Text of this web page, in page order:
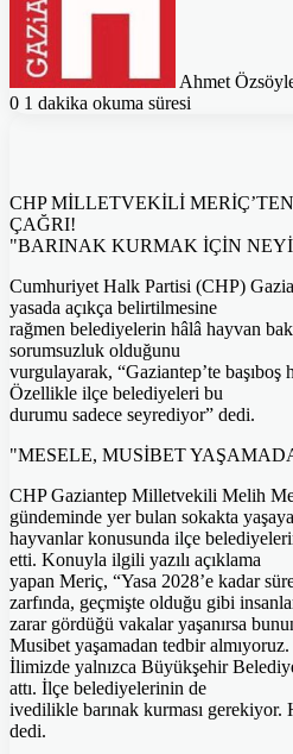
Ahmet
0 1 dakika okuma süresi
CHP MİLLETVEKİLİ
ÇAĞRI!
"BARINAK KURMAK İÇİN
Cumhuriyet Halk Partisi (CHP)
yasada açıkça belirtilmesine
rağmen belediyelerin hâlâ hayvan
sorumsuzluk olduğunu
vurgulayarak, “Gaziantep’te başıboş
Özellikle ilçe belediyeleri bu
durumu sadece seyrediyor” dedi.
"MESELE, MUSİBET
CHP Gaziantep Milletvekili Melih
gündeminde yer bulan sokakta
hayvanlar konusunda ilçe
etti. Konuyla ilgili yazılı açıklama
yapan Meriç, “Yasa 2028’e kadar
zarfında, geçmişte olduğu gibi
zarar gördüğü vakalar yaşanırsa
Musibet yaşamadan tedbir almıyoruz.
İlimizde yalnızca Büyükşehir
attı. İlçe belediyelerinin de
ivedilikle barınak kurması gerekiyor.
dedi.